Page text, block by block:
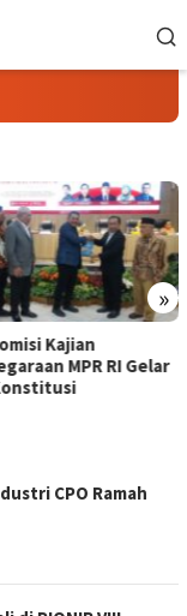
»
Miliki Tugas
Community
University
CPO Ramah